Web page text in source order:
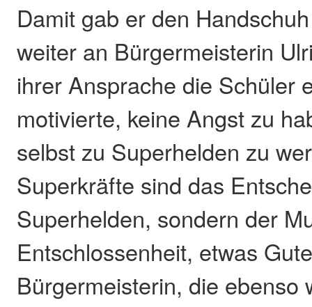
Damit gab er den
weiter an Bürgermeisterin
ihrer Ansprache die Schüler
motivierte, keine Angst zu
selbst zu Superhelden zu
Superkräfte sind das
Superhelden, sondern der
Entschlossenheit, etwas
Bürgermeisterin, die ebenso